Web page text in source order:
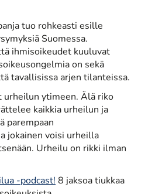
tuo rohkeasti esille
Suomessa.
ihmisoikeudet kuuluvat
on sekä
tavallisissa arjen tilanteissa.
urheilun ytimeen. Älä riko
kaikkia urheilun ja
parempaan
jokainen voisi urheilla
Urheilu on rikki ilman
-podcast! 8 jaksoa tiukkaa